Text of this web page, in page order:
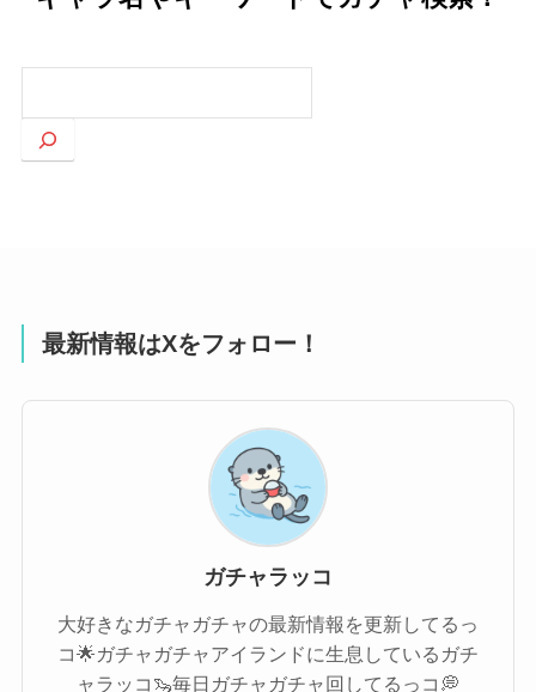
索
最新情報はXをフォロー！
ガチャラッコ
大好きなガチャガチャの最新情報を更新してるっ
コ🌟ガチャガチャアイランドに生息しているガチ
ャラッコ🦦毎日ガチャガチャ回してるっコ💭